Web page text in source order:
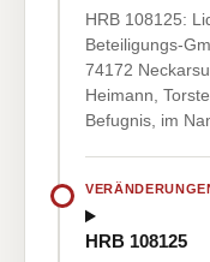
HRB 108125:
Beteiligungs-
74172
Heimann,
Befugnis, im
HRB 108125